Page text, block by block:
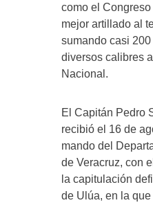
como el
mejor artillado al
sumando casi
diversos calibres
Nacional.
El Capitán Pedro
recibió el 16 de
mando del
de Veracruz, con
la capitulación
de Ulúa, en la que